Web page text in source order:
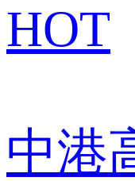
HOT
中港